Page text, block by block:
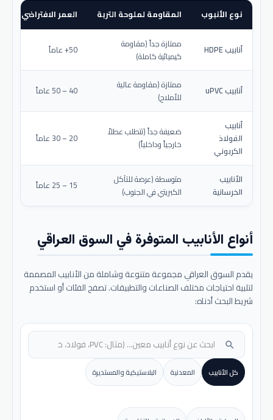
نوع الأنبوب المقاومة لملوحة التربة العمر الافتراضي
أنابيب HDPE
ممتازة جداً (مقاومة
كيميائية كاملة)
50+ عاماً
أنابيب uPVC
ممتازة (مقاومة عالية
للأملاح)
40 – 50 عاماً
أنابيب
الفولاذ
الكربوني
ضعيفة جداً (تتطلب عطلاً
خارجياً وداخلياً)
20 – 30 عاماً
الأنابيب
الخرسانية
متوسطة (عرضة للتآكل
الكبريتي في الجنوب)
15 – 25 عاماً
أنواع الأنابيب المتوفرة في السوق العراقي
يقدم السوق العراقي مجموعة متنوعة وشاملة من الأنابيب المصممة
لتلبية احتياجات مختلف الصناعات والتطبيقات. تصفح الفئات أو استخدم
شريط البحث أدناه:
search
كل الأنابيب المعدنية البلاستيكية والمستديرة